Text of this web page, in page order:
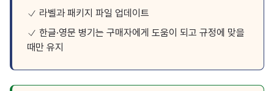
라벨과 패키지 파일 업데이트
한글·영문 병기는 구매자에게 도움이 되고 규정에 맞을
때만 유지